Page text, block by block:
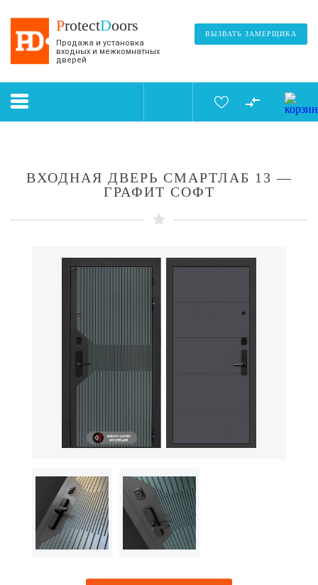
ProtectDoors
Продажа и установка
входных и межкомнатных
дверей
ВЫЗВАТЬ ЗАМЕРЩИКА
ВХОДНАЯ ДВЕРЬ СМАРТЛАБ 13 —
ГРАФИТ СОФТ